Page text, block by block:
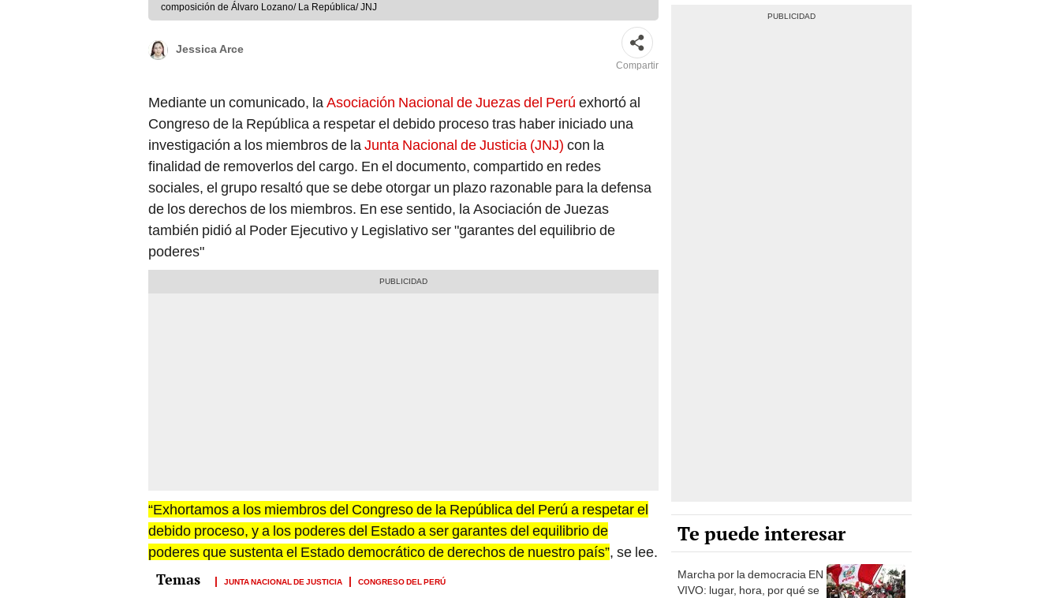
composición de Álvaro Lozano/ La República/ JNJ
Jessica Arce
Compartir
Mediante un comunicado, laAsociación Nacional de Juezas del Perú exhortó al
Congreso de la República a respetar el debido proceso tras haber iniciado una
investigación a los miembros de laJunta Nacional de Justicia (JNJ) con la
finalidad de removerlos del cargo. En el documento, compartido en redes
sociales, el grupo resaltó que se debe otorgar un plazo razonable para la defensa
de los derechos de los miembros. En ese sentido, la Asociación de Juezas
también pidió al Poder Ejecutivo y Legislativo ser "garantes del equilibrio de
poderes"
“Exhortamos a los miembros del Congreso de la República del Perú a respetar el
debido proceso, y a los poderes del Estado a ser garantes del equilibrio de
poderes que sustenta el Estado democrático de derechos de nuestro país”, se lee.
JUNTA NACIONAL DE JUSTICIA CONGRESO DEL PERÚ
Te puede interesar
Marcha por la democracia EN
VIVO: lugar, hora, por qué se